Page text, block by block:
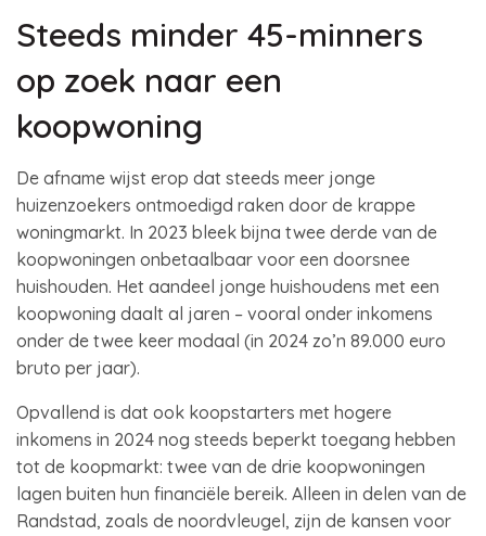
Steeds minder 45-minners
op zoek naar een
koopwoning
De afname wijst erop dat steeds meer jonge
huizenzoekers ontmoedigd raken door de krappe
woningmarkt. In 2023 bleek bijna twee derde van de
koopwoningen onbetaalbaar voor een doorsnee
huishouden. Het aandeel jonge huishoudens met een
koopwoning daalt al jaren – vooral onder inkomens
onder de twee keer modaal (in 2024 zo’n 89.000 euro
bruto per jaar).
Opvallend is dat ook koopstarters met hogere
inkomens in 2024 nog steeds beperkt toegang hebben
tot de koopmarkt: twee van de drie koopwoningen
lagen buiten hun financiële bereik. Alleen in delen van de
Randstad, zoals de noordvleugel, zijn de kansen voor